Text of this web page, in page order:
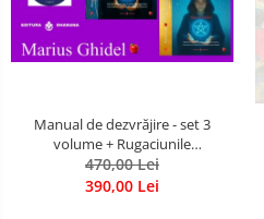
Manual de dezvrăjire - set 3
volume + Rugaciunile
Luceafarului de Dimineata -
Gratuit)
470,00 Lei
390,00 Lei